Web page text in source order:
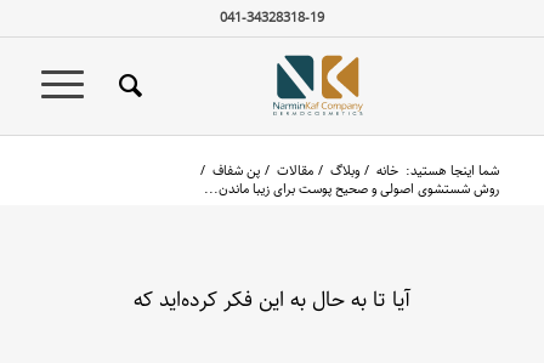
041-34328318-19
شما اینجا هستید: خانه / وبلاگ / مقالات / پن شفاف /
روش شستشوی اصولی و صحیح پوست برای زیبا ماندن...
آیا تا به حال به این فکر کرده‌اید که